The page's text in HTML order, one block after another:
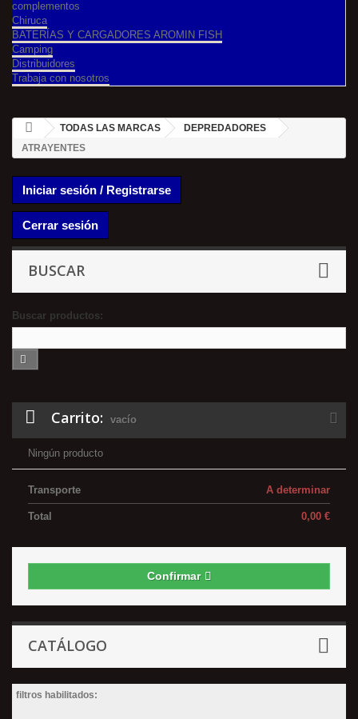
complementos
Chiruca
BATERÍAS Y CARGADORES AROMIN FISH
Camping
Distribuidores
Trabaja con nosotros
TODAS LAS MARCAS
DEPREDADORES
ATRAYENTES
Iniciar sesión / Registrarse
Cerrar sesión
BUSCAR
Buscar productos:
Carrito: vacío
Ningún producto
A determinar
Transporte
0,00 €
Total
Confirmar
CATÁLOGO
filtros habilitados: